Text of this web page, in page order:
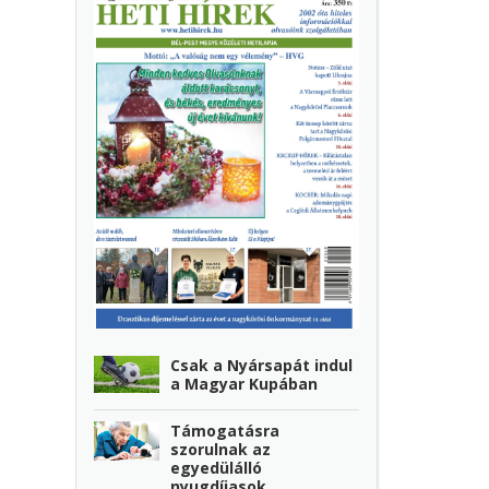
Csak a Nyársapát indul
a Magyar Kupában
Támogatásra
szorulnak az
egyedülálló